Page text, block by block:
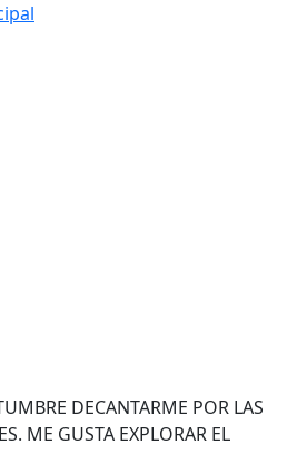
DECANTARME POR LAS
ME GUSTA EXPLORAR EL